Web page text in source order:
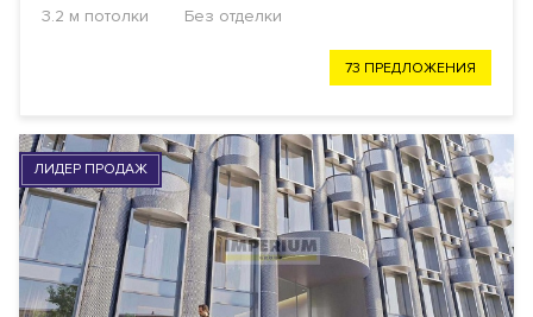
3.2 м потолки
Без отделки
73 ПРЕДЛОЖЕНИЯ
ЛИДЕР ПРОДАЖ